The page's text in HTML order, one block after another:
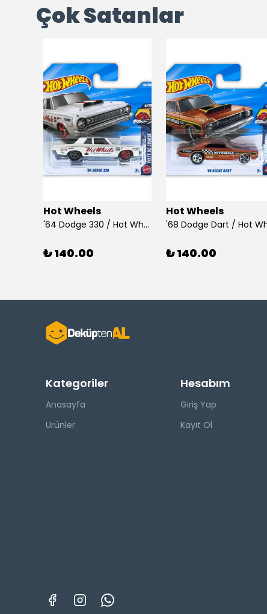
Çok Satanlar
Hot Wheels
'64 Dodge 330 / Hot Wheels
₺ 140.00
Hot Wheels
₺ 140.00
Kategoriler
Anasayfa
Ürünler
Hesabım
Giriş Yap
Kayıt Ol